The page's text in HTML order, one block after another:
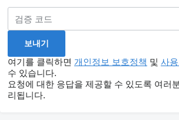
여기를 클릭하면 개인정보 보호정책 및 사
수 있습니다.
요청에 대한 응답을 제공할 수 있도록 여러
리됩니다.